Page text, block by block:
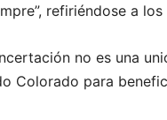
refiriéndose a
no es una
Colorado para